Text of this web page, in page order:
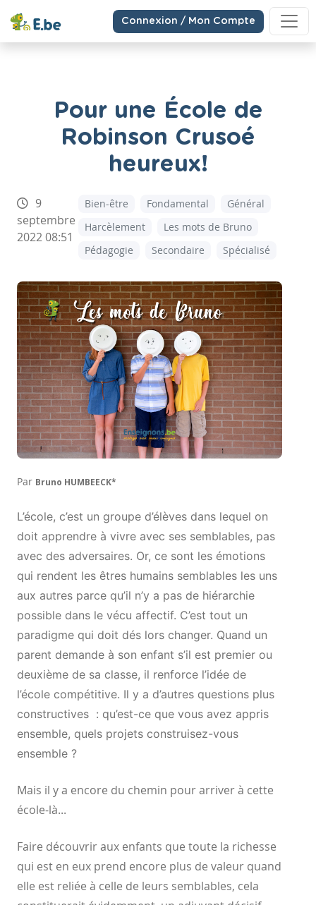
Connexion / Mon Compte
Pour une École de
Robinson Crusoé
heureux!
9
septembre
2022 08:51
Bien-être Fondamental
Général
Harcèlement
Les mots de Bruno
Pédagogie
Secondaire Spécialisé
Par Bruno HUMBEECK*
L’école, c’est un groupe d’élèves dans lequel on
doit apprendre à vivre avec ses semblables, pas
avec des adversaires. Or, ce sont les émotions
qui rendent les êtres humains semblables les uns
aux autres parce qu’il n’y a pas de hiérarchie
possible dans le vécu affectif. C’est tout un
paradigme qui doit dés lors changer. Quand un
parent demande à son enfant s’il est premier ou
deuxième de sa classe, il renforce l’idée de
l’école compétitive. Il y a d’autres questions plus
constructives : qu’est-ce que vous avez appris
ensemble, quels projets construisez-vous
ensemble ?
Mais il y a encore du chemin pour arriver à cette
école-là...
Faire découvrir aux enfants que toute la richesse
qui est en eux prend encore plus de valeur quand
elle est reliée à celle de leurs semblables, cela